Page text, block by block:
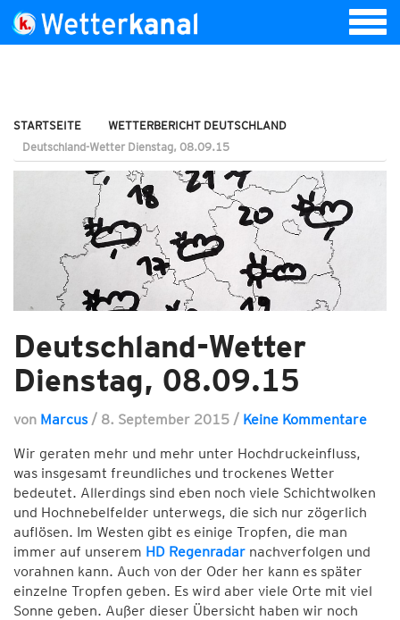
STARTSEITE
WETTERBERICHT DEUTSCHLAND
Deutschland-Wetter Dienstag, 08.09.15
Deutschland-Wetter
Dienstag, 08.09.15
von Marcus / 8. September 2015 / Keine Kommentare
Wir geraten mehr und mehr unter Hochdruckeinfluss,
was insgesamt freundliches und trockenes Wetter
bedeutet. Allerdings sind eben noch viele Schichtwolken
und Hochnebelfelder unterwegs, die sich nur zögerlich
auflösen. Im Westen gibt es einige Tropfen, die man
immer auf unserem HD Regenradar nachverfolgen und
vorahnen kann. Auch von der Oder her kann es später
einzelne Tropfen geben. Es wird aber viele Orte mit viel
Sonne geben. Außer dieser Übersicht haben wir noch